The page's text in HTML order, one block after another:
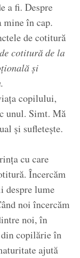
a fi. Despre
în cap.
de cotitură
cotitură de la
și
copilului,
unul. Simt. Mă
și sufletește.
cu care
Încercăm
despre lume
noi încercăm
noi, în
din copilărie în
ajută